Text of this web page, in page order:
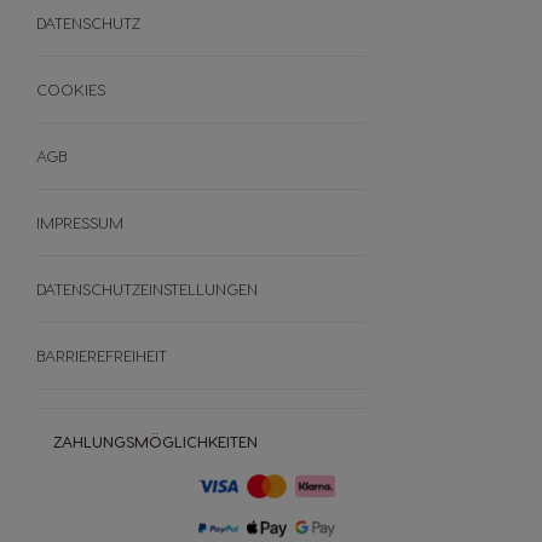
FAQ
ZAHLUNGSMÖGLICHKEITEN
DATENSCHUTZ
COOKIES
AGB
IMPRESSUM
DATENSCHUTZEINSTELLUNGEN
BARRIEREFREIHEIT